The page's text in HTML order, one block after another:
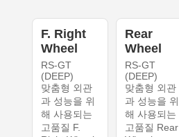
F. Right
Wheel
RS-GT
(DEEP)
맞춤형 외관
과 성능을 위
해 사용되는
고품질 F.
Rear
Wheel
RS-GT
(DEEP)
맞춤형 외관
과 성능을 위
해 사용되는
고품질 Rear